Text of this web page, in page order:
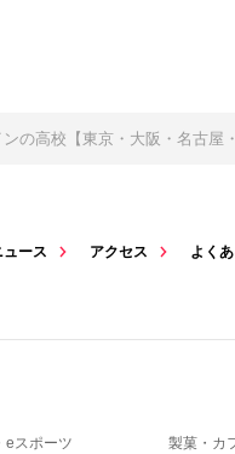
の高校【東京・大阪・名古屋・
ュース アクセス よく
eスポーツ 製菓・カ